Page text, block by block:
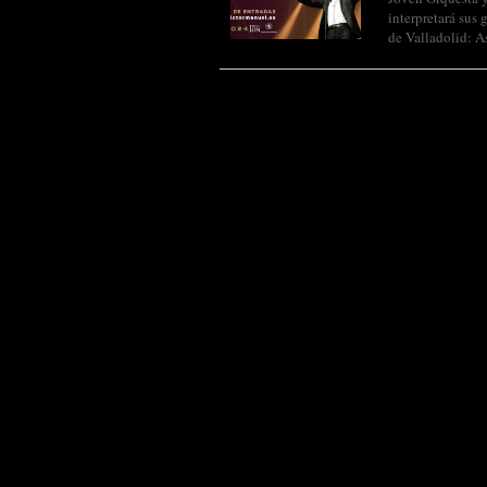
interpretará sus
de Valladolid: